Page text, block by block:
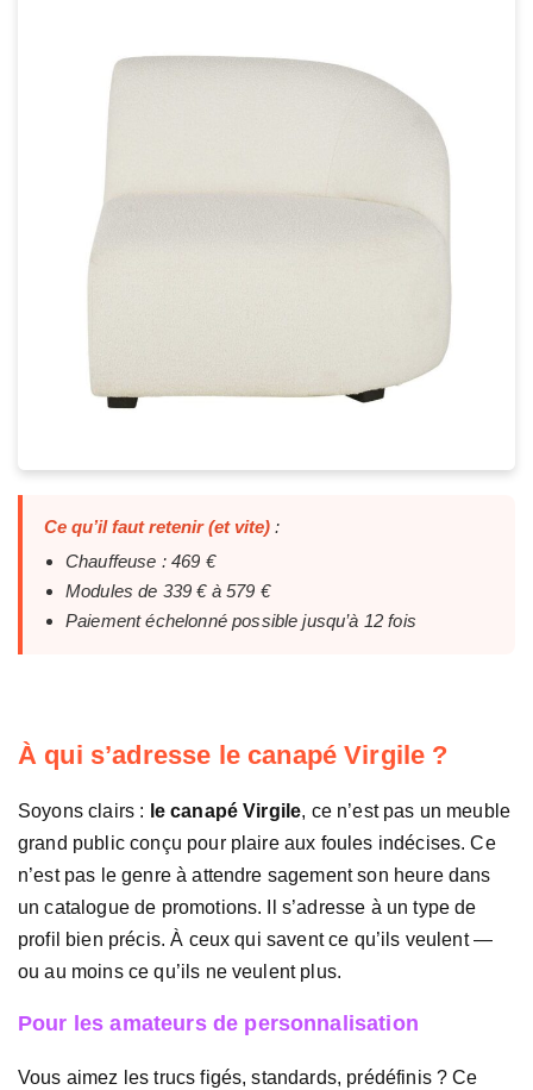
Ce qu’il faut retenir (et vite) :
Chauffeuse : 469 €
Modules de 339 € à 579 €
Paiement échelonné possible jusqu’à 12 fois
À qui s’adresse le canapé Virgile ?
Soyons clairs : le canapé Virgile, ce n’est pas un meuble
grand public conçu pour plaire aux foules indécises. Ce
n’est pas le genre à attendre sagement son heure dans
un catalogue de promotions. Il s’adresse à un type de
profil bien précis. À ceux qui savent ce qu’ils veulent —
ou au moins ce qu’ils ne veulent plus.
Pour les amateurs de personnalisation
Vous aimez les trucs figés, standards, prédéfinis ? Ce